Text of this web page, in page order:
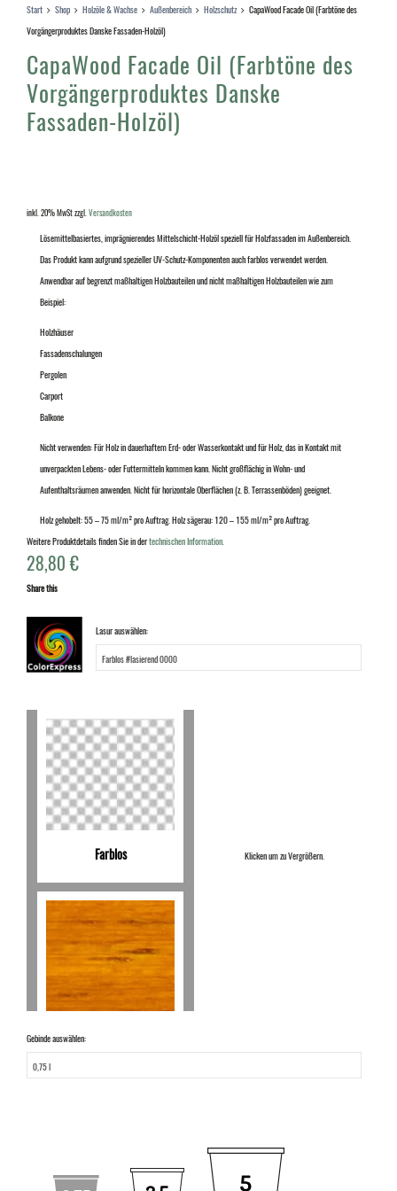
Start Shop Holzöle & Wachse Außenbereich Holzschutz
CapaWood Facade Oil (Farbtöne des
Vorgängerproduktes Danske Fassaden-Holzöl)
CapaWood Facade Oil (Farbtöne des
Vorgängerproduktes Danske
Fassaden-Holzöl)
inkl. 20% MwStzzgl.Versandkosten
Lösemittelbasiertes, imprägnierendes Mittelschicht-Holzöl speziell für Holzfassaden im Außenbereich.
Das Produkt kann aufgrund spezieller UV-Schutz-Komponenten auch farblos verwendet werden.
Anwendbar auf begrenzt maßhaltigen Holzbauteilen und nicht maßhaltigen Holzbauteilen wie zum
Beispiel:
Holzhäuser
Fassadenschalungen
Pergolen
Carport
Balkone
Nicht verwenden: Für Holz in dauerhaftem Erd- oder Wasserkontakt und für Holz, das in Kontakt mit
unverpackten Lebens- oder Futtermitteln kommen kann. Nicht großflächig in Wohn- und
Aufenthaltsräumen anwenden. Nicht für horizontale Oberflächen (z. B. Terrassenböden) geeignet.
Holz gehobelt: 55 – 75 ml/m² pro Auftrag. Holz sägerau: 120 – 155 ml/m² pro Auftrag.
Weitere Produktdetails finden Sie in dertechnischen Information.
28,80€
Lasur auswählen:
Farblos Klicken um zu Vergrößern.
Gebinde auswählen:
Share this